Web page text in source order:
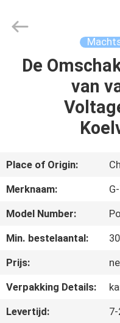
THUIS
PRODUCTEN
ONS
NEEM
CONTACT
POWER
GROUP.
Reserved.De
van
Place of Origin:
Merknaam:
Model Number:
Min. bestelaantal:
Prijs:
Verpakking Details:
Levertijd: